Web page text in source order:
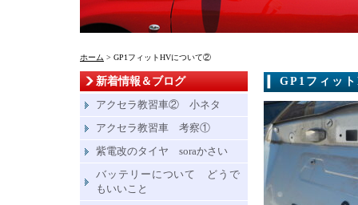
ホーム > GP1フィットHVについて②
GP1フィッ
新着情報＆ブログ
アクセラ教習車② 小ネタ
アクセラ教習車 考察①
紫電改のタイヤ soraかさい
バッテリーについて どうで
もいいこと